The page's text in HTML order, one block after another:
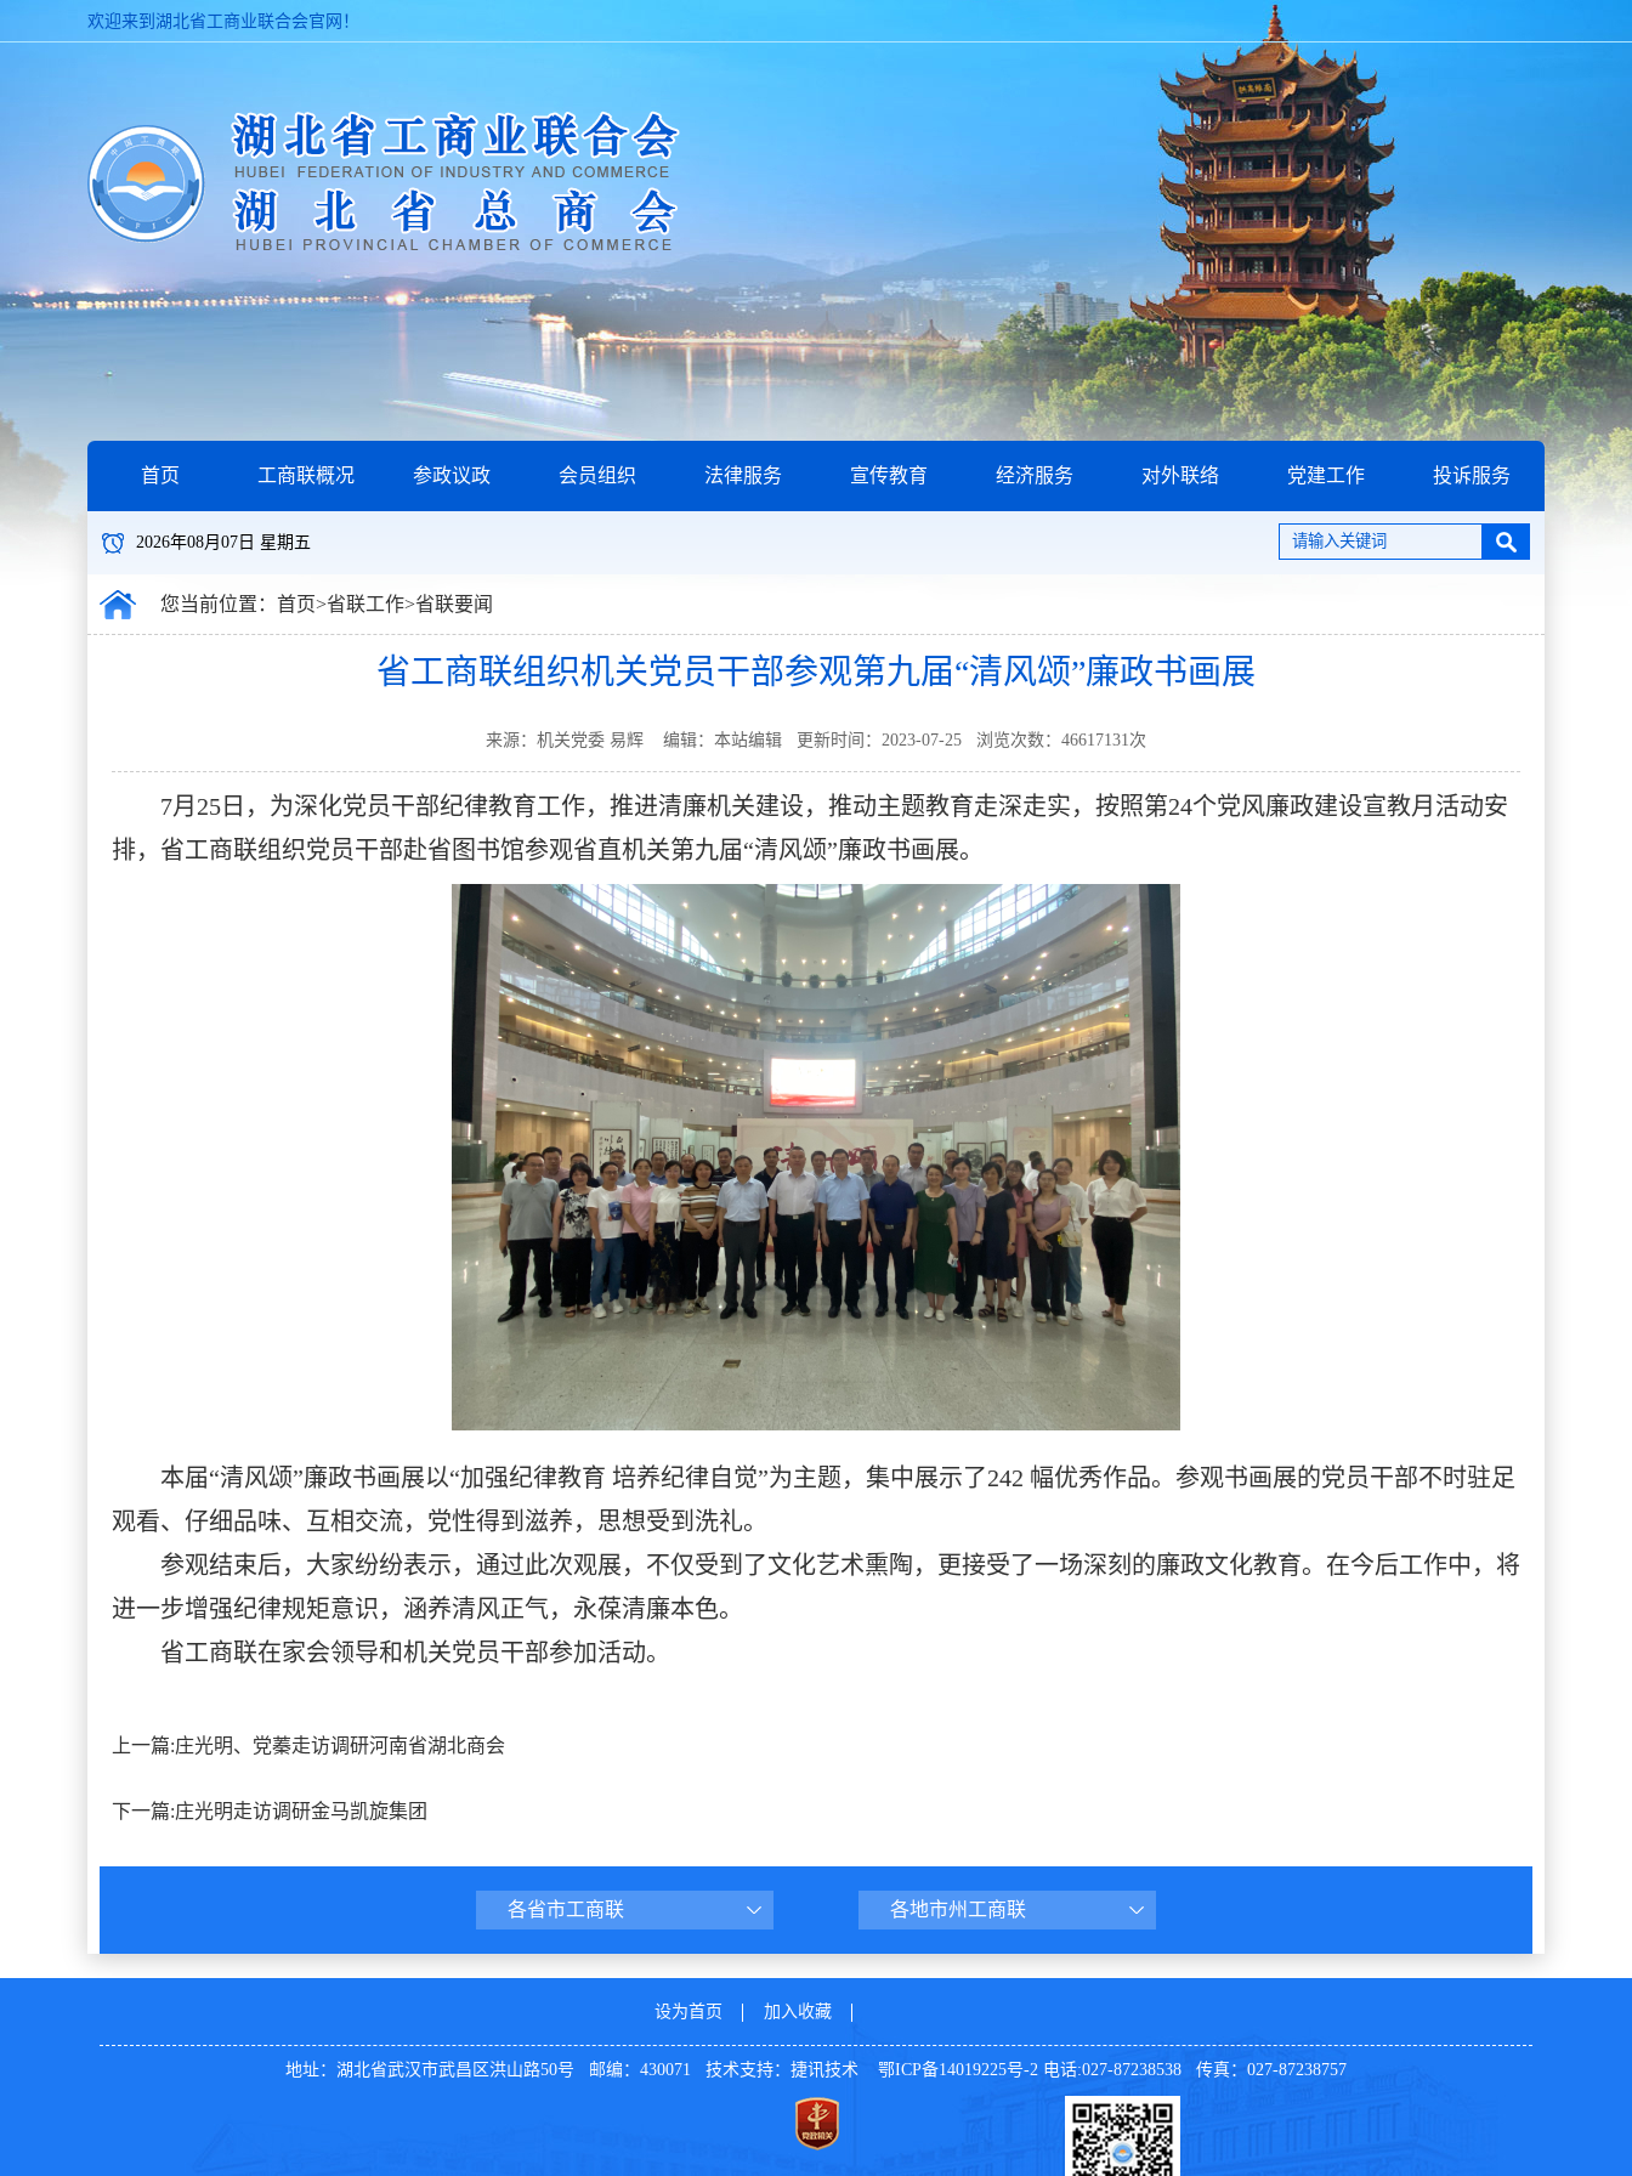
欢迎来到湖北省工商业联合会官网！
首页 工商联概况 参政议政 会员组织 法律服务 宣传教育 经济服务 对外联络 党建工作 投诉服务
2026年08月07日 星期五
您当前位置： 首页>省联工作>省联要闻
省工商联组织机关党员干部参观第九届“清风颂”廉政书画展
来源：机关党委 易辉 编辑：本站编辑 更新时间：2023-07-25 浏览次数： 46617131次
7月25日，为深化党员干部纪律教育工作，推进清廉机关建设，推动主题教育走深走实，按照第24个党风廉政建设宣教月活动安
排，省工商联组织党员干部赴省图书馆参观省直机关第九届“清风颂”廉政书画展。
本届“清风颂”廉政书画展以“加强纪律教育 培养纪律自觉”为主题，集中展示了242 幅优秀作品。参观书画展的党员干部不时驻足
观看、仔细品味、互相交流，党性得到滋养，思想受到洗礼。
参观结束后，大家纷纷表示，通过此次观展，不仅受到了文化艺术熏陶，更接受了一场深刻的廉政文化教育。在今后工作中，将
进一步增强纪律规矩意识，涵养清风正气，永葆清廉本色。
省工商联在家会领导和机关党员干部参加活动。
上一篇:庄光明、党蓁走访调研河南省湖北商会
下一篇:庄光明走访调研金马凯旋集团
各省市工商联 各地市州工商联
设为首页 加入收藏
地址：湖北省武汉市武昌区洪山路50号 邮编：430071 技术支持： 捷讯技术 鄂ICP备14019225号-2 电话:027-87238538 传真：027-87238757